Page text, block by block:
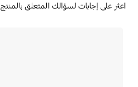
اعثر على إجابات لسؤالك المتعلق بالمنتج